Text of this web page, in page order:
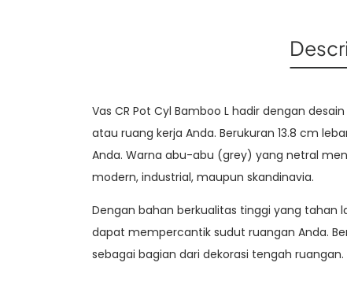
Vas CR Pot Cyl Bamboo L hadir dengan
atau ruang kerja Anda. Berukuran 13.8 cm
Anda. Warna abu-abu (grey) yang netral
modern, industrial, maupun skandinavia.
Dengan bahan berkualitas tinggi yang tahan
dapat mempercantik sudut ruangan Anda.
sebagai bagian dari dekorasi tengah ruangan.